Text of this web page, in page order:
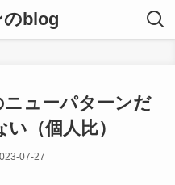
のblog
ニューパターンだ
（個人比）
07-27